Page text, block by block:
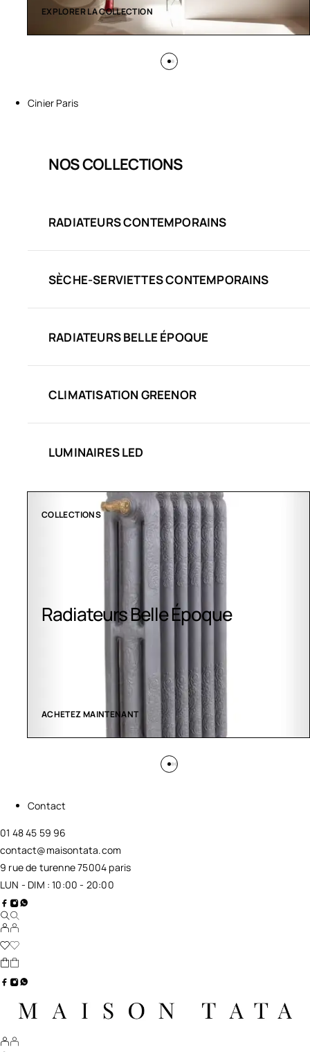
EXPLORER LA COLLECTION
Cinier Paris
NOS COLLECTIONS
RADIATEURS CONTEMPORAINS
SÈCHE-SERVIETTES CONTEMPORAINS
RADIATEURS BELLE ÉPOQUE
CLIMATISATION GREENOR
LUMINAIRES LED
CLIMATISATION GREENOR
Climatisation Greenor
VOIR LES CRÉATIONS
Contact
01 48 45 59 96
contact@maisontata.com
9 rue de turenne 75004 paris
LUN - DIM : 10:00 - 20:00